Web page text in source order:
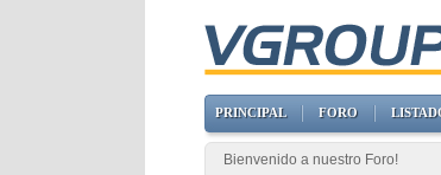
PRINCIPAL FORO
Bienvenido a nuestro Foro!